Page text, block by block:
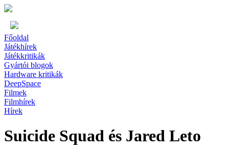
Főoldal
Játékhírek
Játékkritikák
Gyártói blogok
Hardware kritikák
DeepSpace
Filmek
Filmhírek
Hírek
Suicide Squad és Jared Leto